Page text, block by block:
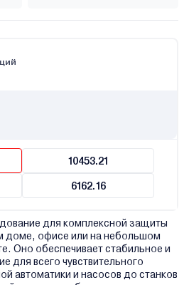
10453.21
6162.16
для комплексной защиты
доме, офисе или на небольшом
Оно обеспечивает стабильное и
для всего чувствительного
автоматики и насосов до станков